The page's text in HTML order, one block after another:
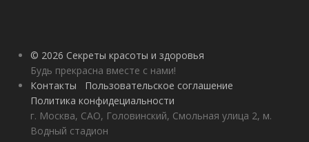
© 2026 Секреты красоты и здоровья
Будь прекрасна вместе с нами!
Контакты
Пользовательское соглашение
Политика конфидециальности
г. Москва, САО, Головинский, Смольная улица 2, м.
Водный стадион